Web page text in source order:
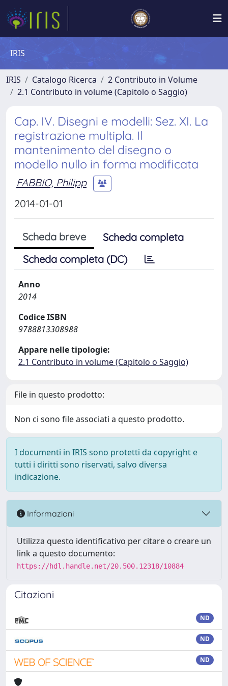
IRIS
IRIS Catalogo Ricerca
2 Contributo in Volume
2.1 Contributo in volume (Capitolo o Saggio)
Cap. IV. Disegni e modelli: Sez. XI. La
registrazione multipla. Il
mantenimento del disegno o
modello nullo in forma modificata
FABBIO, Philipp
2014-01-01
Scheda breve
Scheda completa
Scheda completa (DC)
Anno
2014
Codice ISBN
9788813308988
Appare nelle tipologie:
2.1 Contributo in volume (Capitolo o Saggio)
File in questo prodotto:
Non ci sono file associati a questo prodotto.
I documenti in IRIS sono protetti da copyright e
tutti i diritti sono riservati, salvo diversa
indicazione.
Informazioni
Utilizza questo identificativo per citare o creare un
link a questo documento:
https://hdl.handle.net/20.500.12318/10884
Citazioni
ND
ND
ND